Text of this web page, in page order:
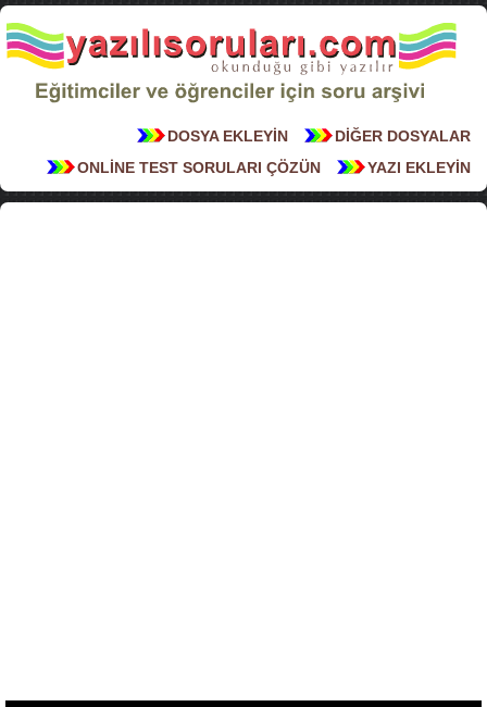
DİĞER DOSYALAR
DOSYA EKLEYİN
YAZI EKLEYİN
ONLİNE TEST SORULARI ÇÖZÜN